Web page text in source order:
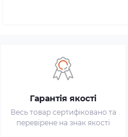
Гарантія якості
Весь товар сертифіковано та
перевірене на знак якості